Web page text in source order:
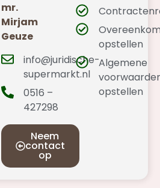
mr.
Mirjam
Geuze
info@juridische-
supermarkt.nl
0516 –
427298
Neem
contact
op
opstellen
Algemene
opstellen